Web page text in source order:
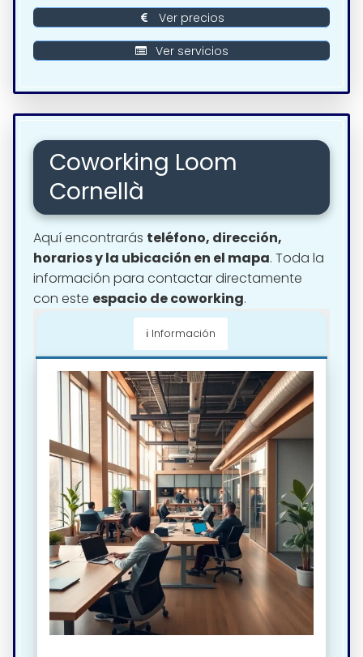
Ver precios
Ver servicios
Coworking Loom
Cornellà
Aquí encontrarás teléfono, dirección,
horarios y la ubicación en el mapa. Toda la
información para contactar directamente
con este espacio de coworking.
ℹ️ Información